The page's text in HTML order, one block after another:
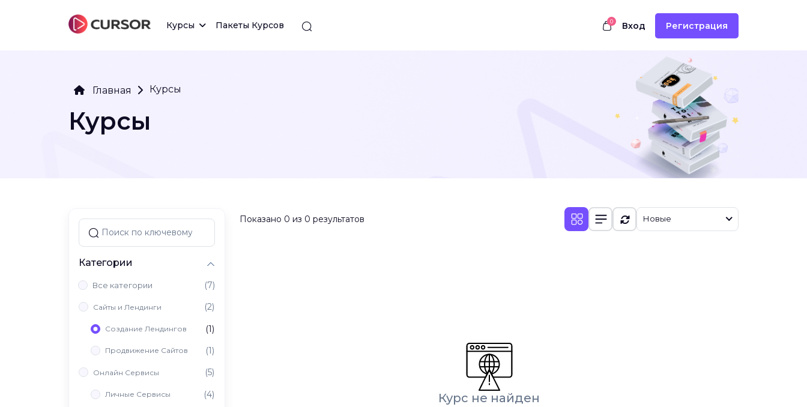
Курсы Пакеты Курсов 0 Вход Регистрация
Главная Курсы
Курсы
Категории
Все категории (7)
Сайты и Лендинги (2)
Создание Лендингов (1)
Продвижение Сайтов (1)
Онлайн Сервисы (5)
Личные Сервисы (4)
Показано 0 из 0 результатов Новые
Курс не найден